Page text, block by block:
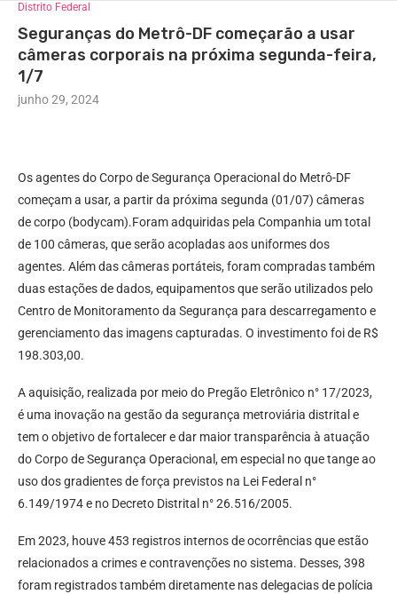
Distrito Federal
Seguranças do Metrô-DF começarão a usar
câmeras corporais na próxima segunda-feira,
1/7
junho 29, 2024
Os agentes do Corpo de Segurança Operacional do Metrô-DF
começam a usar, a partir da próxima segunda (01/07) câmeras
de corpo (bodycam).Foram adquiridas pela Companhia um total
de 100 câmeras, que serão acopladas aos uniformes dos
agentes. Além das câmeras portáteis, foram compradas também
duas estações de dados, equipamentos que serão utilizados pelo
Centro de Monitoramento da Segurança para descarregamento e
gerenciamento das imagens capturadas. O investimento foi de R$
198.303,00.
A aquisição, realizada por meio do Pregão Eletrônico n° 17/2023,
é uma inovação na gestão da segurança metroviária distrital e
tem o objetivo de fortalecer e dar maior transparência à atuação
do Corpo de Segurança Operacional, em especial no que tange ao
uso dos gradientes de força previstos na Lei Federal n°
6.149/1974 e no Decreto Distrital n° 26.516/2005.
Em 2023, houve 453 registros internos de ocorrências que estão
relacionados a crimes e contravenções no sistema. Desses, 398
foram registrados também diretamente nas delegacias de polícia